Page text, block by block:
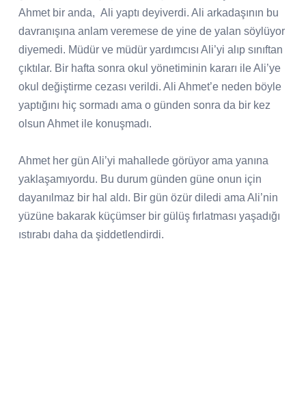
Ahmet bir anda, Ali yaptı deyiverdi. Ali arkadaşının bu
davranışına anlam veremese de yine de yalan söylüyor
diyemedi. Müdür ve müdür yardımcısı Ali’yi alıp sınıftan
çıktılar. Bir hafta sonra okul yönetiminin kararı ile Ali’ye
okul değiştirme cezası verildi. Ali Ahmet’e neden böyle
yaptığını hiç sormadı ama o günden sonra da bir kez
olsun Ahmet ile konuşmadı.
Ahmet her gün Ali’yi mahallede görüyor ama yanına
yaklaşamıyordu. Bu durum günden güne onun için
dayanılmaz bir hal aldı. Bir gün özür diledi ama Ali’nin
yüzüne bakarak küçümser bir gülüş fırlatması yaşadığı
ıstırabı daha da şiddetlendirdi.